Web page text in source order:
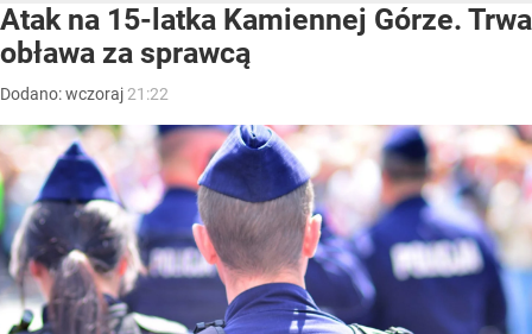
Atak na 15-latka Kamiennej Górze. Trwa
obława za sprawcą
Dodano:wczoraj 21:22